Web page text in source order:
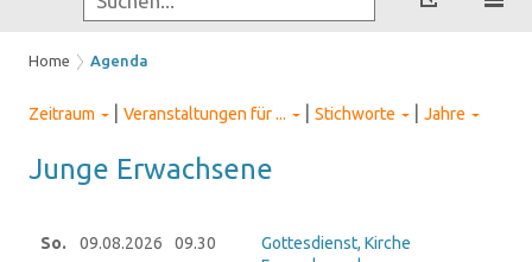
Home Agenda
Zeitraum Veranstaltungen für ... Stichworte Jahre
Junge Er­wach­se­ne
So. 09.08.2026 09.30
Gottesdienst, Kirche